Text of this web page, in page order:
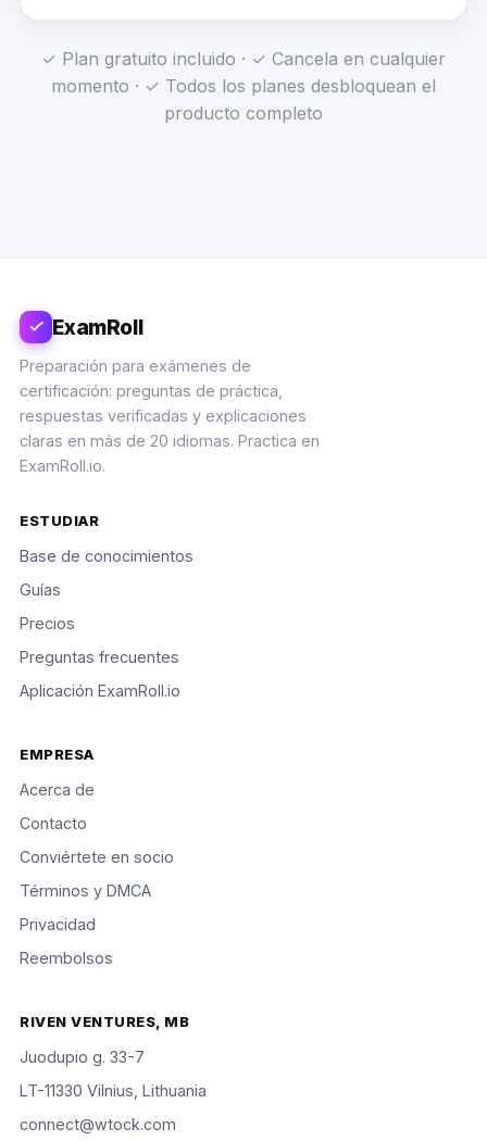
✓ Plan gratuito incluido · ✓ Cancela en cualquier
momento · ✓ Todos los planes desbloquean el
producto completo
ExamRoll
Preparación para exámenes de
certificación: preguntas de práctica,
respuestas verificadas y explicaciones
claras en más de 20 idiomas. Practica en
ExamRoll.io.
ESTUDIAR
Base de conocimientos
Guías
Precios
Preguntas frecuentes
Aplicación ExamRoll.io
EMPRESA
Acerca de
Contacto
Conviértete en socio
Términos y DMCA
Privacidad
Reembolsos
RIVEN VENTURES, MB
Juodupio g. 33-7
LT-11330 Vilnius, Lithuania
connect@wtock.com